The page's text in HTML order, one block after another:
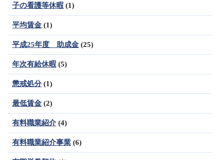
子の看護等休暇 (1)
平均賃金 (1)
平成25年度 助成金 (25)
年次有給休暇 (5)
懲戒処分(1)
最低賃金 (2)
有料職業紹介(4)
有料職業紹介事業 (6)